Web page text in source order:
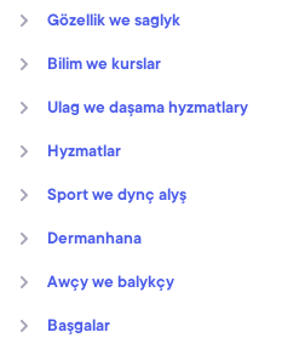
Gözellik we saglyk
Bilim we kurslar
Ulag we daşama hyzmatlary
Hyzmatlar
Sport we dynç alyş
Dermanhana
Awçy we balykçy
Başgalar